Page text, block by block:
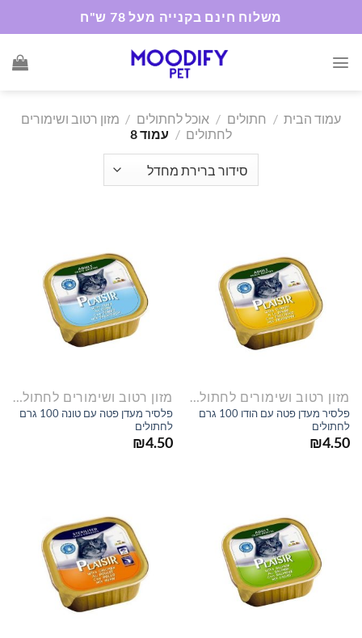
משלוח חינם בקנייה מעל 78 ש"ח
עמוד הבית / חתולים / אוכל לחתולים / מזון רטוב ושימורים
לחתולים / עמוד 8
פלסיר מעדן פטה עם הודו 100 גרם
לחתולים
₪4.50
פלסיר מעדן פטה עם טונה 100 גרם
לחתולים
₪4.50